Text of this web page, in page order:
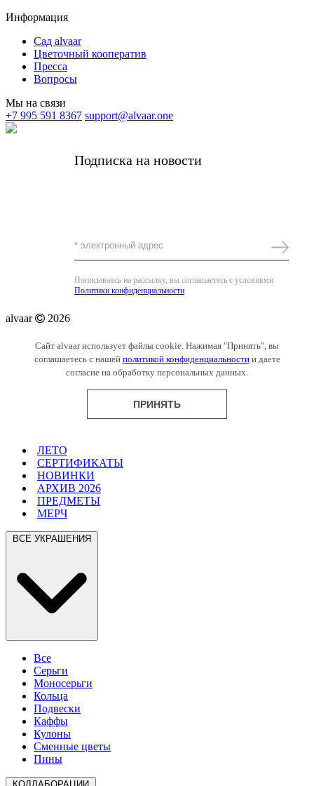
Информация
Сад alvaar
Цветочный кооператив
Пресса
Вопросы
Мы на связи
+7 995 591 8367 support@alvaar.one
Подписка на новости
Пописываясь на рассылку, вы соглашаетесь с условиями
Политики конфиденциальности
alvaar 2026
Сайт alvaar использует файлы cookie. Нажимая "Принять", вы
соглашаетесь с нашей политикой конфиденциальностии даете
согласие на обработку персональных данных.
ПРИНЯТЬ
ЛЕТО
СЕРТИФИКАТЫ
НОВИНКИ
АРХИВ 2026
ПРЕДМЕТЫ
МЕРЧ
Все
Серьги
Моносерьги
Кольца
Подвески
Каффы
Кулоны
Сменные цветы
Пины